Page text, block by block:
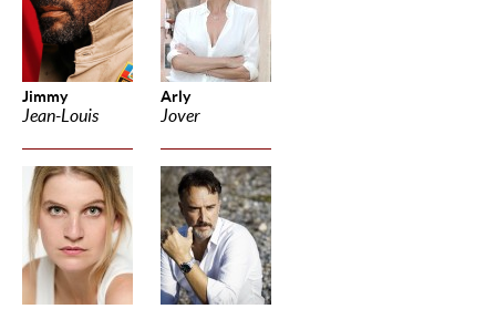
Jimmy
Jean-Louis
Arly
Jover